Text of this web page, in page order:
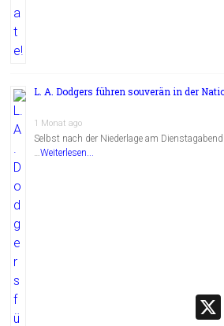
L. A. Dodgers führen souverän in der
1 Monat ago
Selbst nach der Niederlage am Dienstagabend
…Weiterlesen...